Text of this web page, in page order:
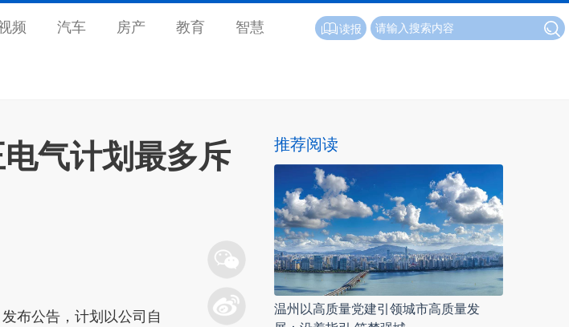
频 汽车 房产 教育 智慧 读报
气计划最多斥
布公告，计划以公司自
推荐阅读
温州以高质量党建引领城市高质量发